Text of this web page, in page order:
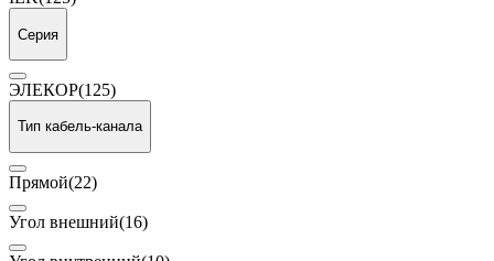
Серия
ЭЛЕКОР(125)
Тип кабель-канала
Прямой(22)
Угол внешний(16)